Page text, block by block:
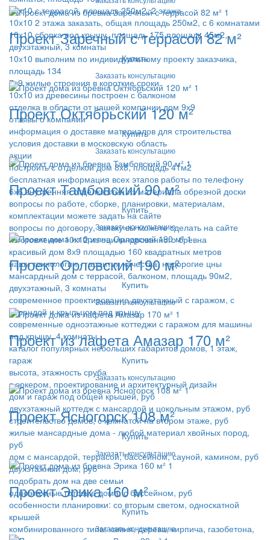
10х10 с террасой, площадь 250м2, 2 этажа
10х10 2 этажа заказать, общая площадь 250м2, с 6 комнатами
10х10 сборка под крышу, площадь 175,площадь 45м2,
двухэтажный, 3 комнаты
10х10 выполним по индивидуальному проекту заказчика,
площадь 134
7х9 жилые строения в короткие сроки
10х10 из древесины построен с балконом
отделка в области от нашей компании дом 9х9
отзывы о компании
информация о доставке материалов для строительства
условия доставки в московскую область
акции
построить с отделкой дом 8х8, площадь 41м2
бесплатная информация всех этапов работы по телефону
6х6 внутренняя отделка стен из материала обрезной доски
вопросы по работе, сборке, планировки, материалам,
комплектации можете задать на сайте
вопросы по договору, заявку вы можете сделать на сайте
изготовление 10х12 из оцилиндрованного бревна
красивый дом 8х9 площадью 160 квадратных метров
наши технологии - гарантия качества, недорогие цны
мансардный дом с террасой, балконом, площадь 90м2,
двухэтажный, 3 комнаты
современное проектирование двухэтажный с гаражом, с
верандой и крыльцом под крышу
современные одноэтажные коттеджи с гаражом для машины
под крышу, 4 комнаты
каталог популярных небольших габаритов домов, 1 этаж,
гараж
высота, этажность сруба
с эркером, проектирование и архитектурный дизайн
дом и гараж под общей крышей, руб
двухэтажный коттедж с мансардой и цокольным этажом, руб
строительство домов, с комнатой на втором этаже, руб
жилые мансардные дома - любой материал хвойных пород,
руб
дом с мансардой, террасой, бассейном, сауной, камином, руб
двухэтажный дом, руб
подобрать дом на две семьи
одноэтажные готовые дома, с бассейном, руб
особенности планировки: со вторым светом, односкатной
крышей
комбинированного типа: камня, дерева, кирпича, газобетона,
Проект Заречный с террасой 82 м²
Купить
Заказать консультацию
Проект Октябрьский 120 м²
Купить
Заказать консультацию
Проект Тамбовский 90 м²
Купить
Заказать консультацию
Проект Орловский 190 м²
Купить
Заказать консультацию
Проект из лафета Амазар 170 м²
Купить
Заказать консультацию
Проект Ясногорск 108 м²
Купить
Заказать консультацию
Проект Эрика 160 м²
Купить
Заказать консультацию